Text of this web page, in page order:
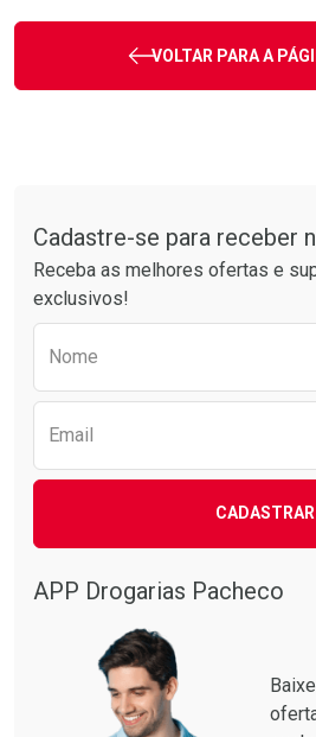
VOLTAR PARA A
Cadastre-se para receber
Receba as melhores ofertas e
exclusivos!
Nome
Email
CADASTRAR
APP Drogarias Pacheco